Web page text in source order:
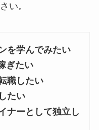
い。
を学んでみたい
ぎたい
職したい
たい
ナーとして独立し